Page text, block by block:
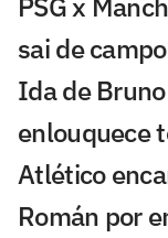
sai de
Ida de
enlouquece
Atlético
Román por